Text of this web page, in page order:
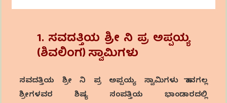
1. ಸವದತ್ತಿಯ ಶ್ರೀ ನಿ ಪ್ರ ಅಪ್ಪಯ್ಯ
(ಶಿವಲಿಂಗ) ಸ್ವಾಮಿಗಳು
ಸವದತ್ತಿಯ ಶ್ರೀ ನಿ ಪ್ರ ಅಪ್ಪಯ್ಯ ಸ್ವಾಮಿಗಳು ಹಾನಗಲ್ಲ
ಶ್ರೀಗಳವರ ಶಿಷ್ಯ ಸಂಪತ್ತಿಯ ಭಾಂಡಾರದಲ್ಲಿ